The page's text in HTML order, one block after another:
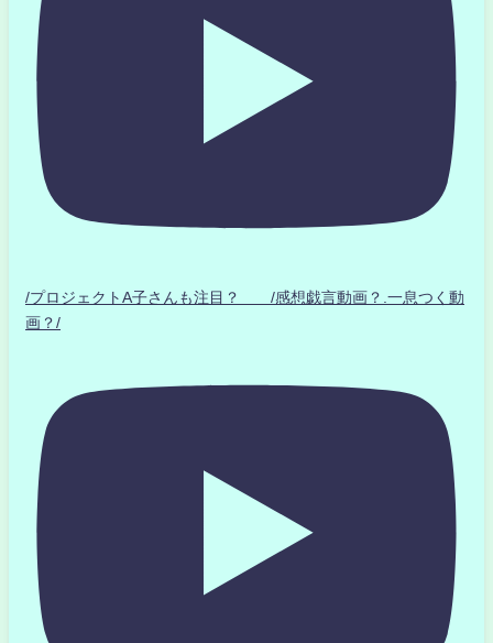
/プロジェクトA子さんも注目？ /感想戯言動画？.一息つく動
画？/